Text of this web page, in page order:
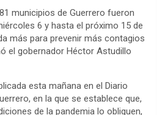
municipios de Guerrero fueron
6 y hasta el próximo 15 de
más para prevenir más contagios
el gobernador Héctor Astudillo
esta mañana en el Diario
en la que se establece que,
de la pandemia lo obliguen,